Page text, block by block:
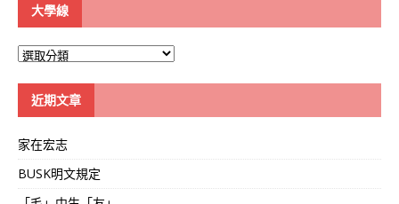
大學線
大
近期文章
家在宏志
BUSK明文規定